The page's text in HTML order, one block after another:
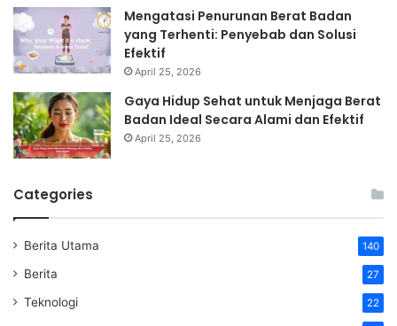
Mengatasi Penurunan Berat Badan
yang Terhenti: Penyebab dan Solusi
Efektif
April 25, 2026
Gaya Hidup Sehat untuk Menjaga Berat
Badan Ideal Secara Alami dan Efektif
April 25, 2026
Categories
Berita Utama 140
Berita 27
Teknologi 22